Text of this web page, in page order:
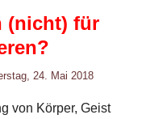
(nicht) für
24. Mai 2018
von Körper, Geist